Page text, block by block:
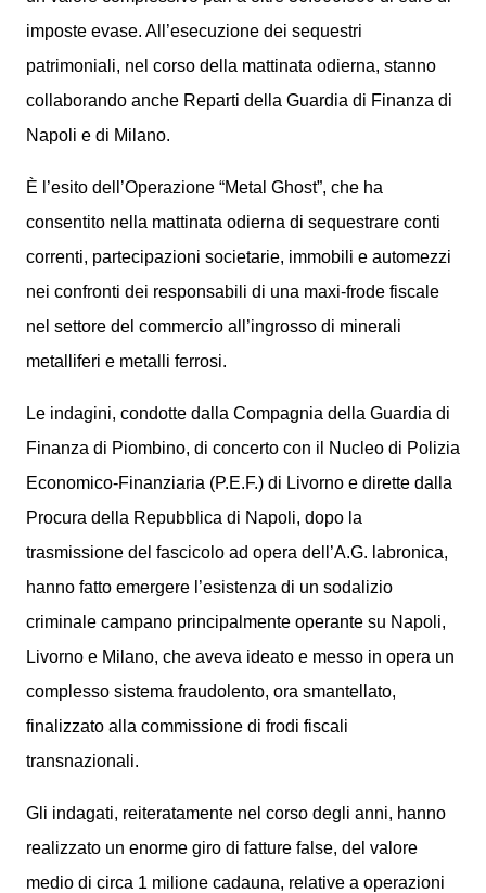
imposte evase. All’esecuzione dei sequestri
patrimoniali, nel corso della mattinata odierna, stanno
collaborando anche Reparti della Guardia di Finanza di
Napoli e di Milano.
È l’esito dell’Operazione “Metal Ghost”, che ha
consentito nella mattinata odierna di sequestrare conti
correnti, partecipazioni societarie, immobili e automezzi
nei confronti dei responsabili di una maxi-frode fiscale
nel settore del commercio all’ingrosso di minerali
metalliferi e metalli ferrosi.
Le indagini, condotte dalla Compagnia della Guardia di
Finanza di Piombino, di concerto con il Nucleo di Polizia
Economico-Finanziaria (P.E.F.) di Livorno e dirette dalla
Procura della Repubblica di Napoli, dopo la
trasmissione del fascicolo ad opera dell’A.G. labronica,
hanno fatto emergere l’esistenza di un sodalizio
criminale campano principalmente operante su Napoli,
Livorno e Milano, che aveva ideato e messo in opera un
complesso sistema fraudolento, ora smantellato,
finalizzato alla commissione di frodi fiscali
transnazionali.
Gli indagati, reiteratamente nel corso degli anni, hanno
realizzato un enorme giro di fatture false, del valore
medio di circa 1 milione cadauna, relative a operazioni